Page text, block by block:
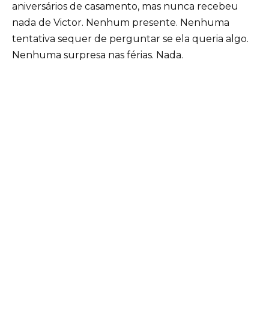
aniversários de casamento, mas nunca recebeu
nada de Victor. Nenhum presente. Nenhuma
tentativa sequer de perguntar se ela queria algo.
Nenhuma surpresa nas férias. Nada.